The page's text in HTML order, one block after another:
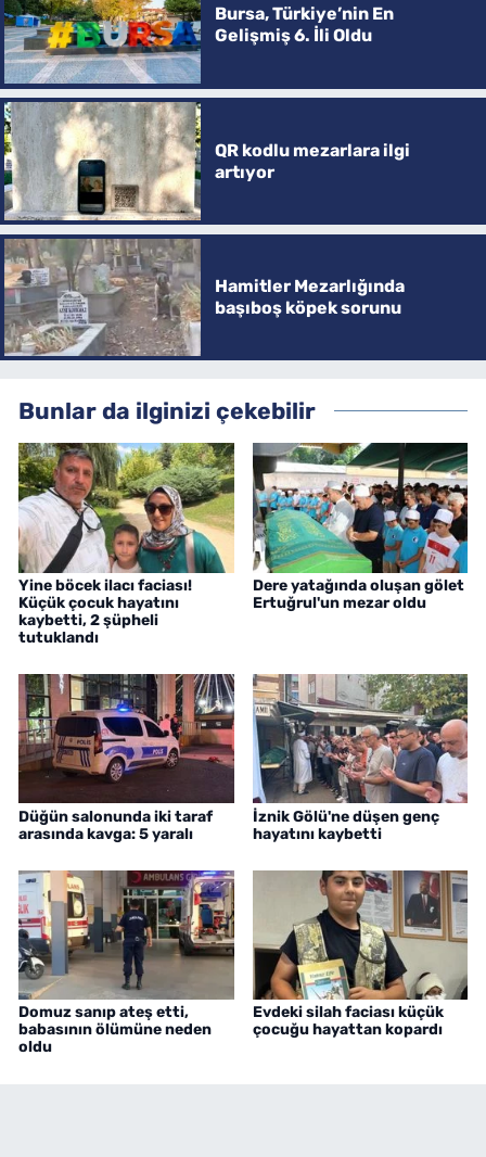
Bursa, Türkiye’nin En
Gelişmiş 6. İli Oldu
QR kodlu mezarlara ilgi
artıyor
Hamitler Mezarlığında
başıboş köpek sorunu
Bunlar da ilginizi çekebilir
Yine böcek ilacı faciası!
Küçük çocuk hayatını
kaybetti, 2 şüpheli
tutuklandı
Dere yatağında oluşan gölet
Ertuğrul'un mezar oldu
Düğün salonunda iki taraf
arasında kavga: 5 yaralı
İznik Gölü'ne düşen genç
hayatını kaybetti
Domuz sanıp ateş etti,
babasının ölümüne neden
oldu
Evdeki silah faciası küçük
çocuğu hayattan kopardı